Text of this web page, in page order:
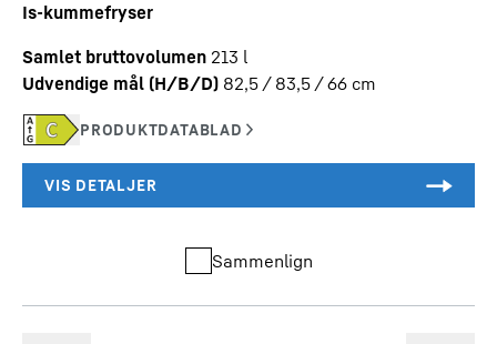
Is-kummefryser
Samlet bruttovolumen 213 l
Udvendige mål (H/B/D) 82,5 / 83,5 / 66 cm
Sammenlign